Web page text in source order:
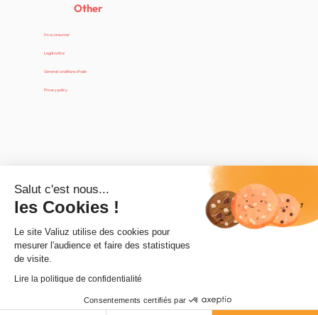
Salut c'est nous...
les Cookies !
Le site Valiuz utilise des cookies pour
mesurer l'audience et faire des statistiques
de visite.
Lire la politique de confidentialité
Consentements certifiés par
© 2025 - Valiuz. All rights reserved
Other
I'm a consumer
Legal notice
General conditions of sale
Privacy policy